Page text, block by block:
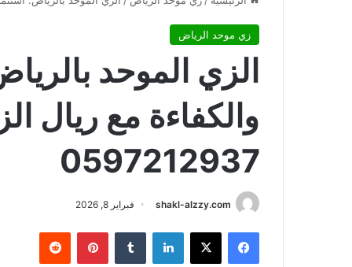
زي موحد الرياض
الزي الموحد
والكفاءة مع ريال
0597212937
shakl-alzzy.com فبراير 8, 2026
فيسبوك X لينكدإن بينتيريست